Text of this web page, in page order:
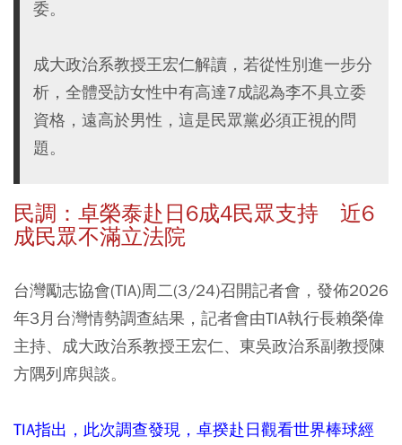
委。
成大政治系教授王宏仁解讀，若從性別進一步分
析，全體受訪女性中有高達7成認為李不具立委
資格，遠高於男性，這是民眾黨必須正視的問
題。
民調：卓榮泰赴日6成4民眾支持 近6
成民眾不滿立法院
台灣勵志協會(TIA)周二(3/24)召開記者會，發佈2026
年3月台灣情勢調查結果，記者會由TIA執行長賴榮偉
主持、成大政治系教授王宏仁、東吳政治系副教授陳
方隅列席與談。
TIA指出，此次調查發現，卓揆赴日觀看世界棒球經